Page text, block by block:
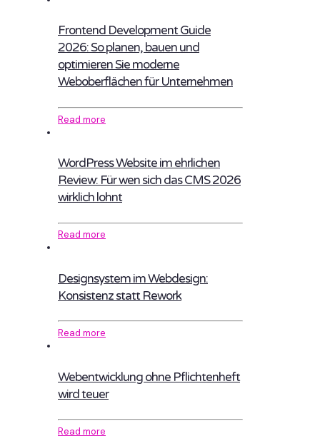
Frontend Development Guide
2026: So planen, bauen und
optimieren Sie moderne
Weboberflächen für Unternehmen
Read more
WordPress Website im ehrlichen
Review: Für wen sich das CMS 2026
wirklich lohnt
Read more
Designsystem im Webdesign:
Konsistenz statt Rework
Read more
Webentwicklung ohne Pflichtenheft
wird teuer
Read more